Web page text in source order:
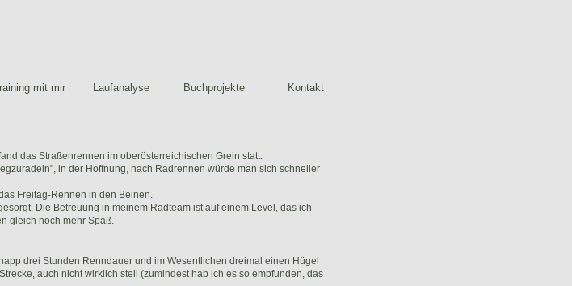
mit mir Laufanalyse Buchprojekte Kontakt
das Straßenrennen im oberösterreichischen Grein statt.
in der Hoffnung, nach Radrennen würde man sich schneller
Freitag-Rennen in den Beinen.
Die Betreuung in meinem Radteam ist auf einem Level, das ich
gleich noch mehr Spaß.
drei Stunden Renndauer und im Wesentlichen dreimal einen Hügel
auch nicht wirklich steil (zumindest hab ich es so empfunden, das